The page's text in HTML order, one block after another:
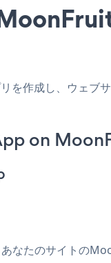
作成し、ウェブ
on
なたのサイトの